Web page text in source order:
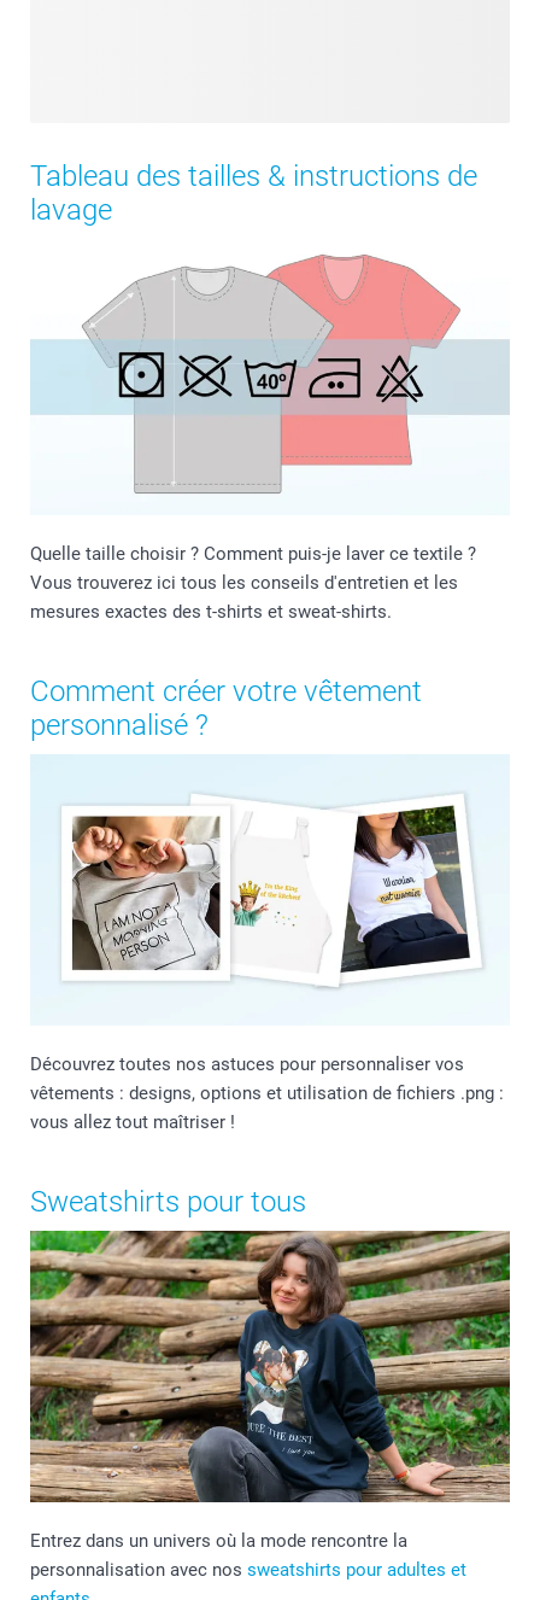
Tableau des tailles & instructions de
lavage
Quelle taille choisir ? Comment puis-je laver ce textile ?
Vous trouverez ici tous les conseils d'entretien et les
mesures exactes des t-shirts et sweat-shirts.
Comment créer votre vêtement
personnalisé ?
Découvrez toutes nos astuces pour personnaliser vos
vêtements : designs, options et utilisation de fichiers .png :
vous allez tout maîtriser !
Sweatshirts pour tous
Entrez dans un univers où la mode rencontre la
personnalisation avec nos sweatshirts pour adultes et